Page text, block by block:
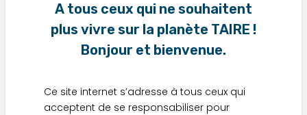
A tous ceux qui ne souhaitent
plus vivre sur la planète TAIRE !
Bonjour et bienvenue.
Ce site internet s’adresse à tous ceux qui
acceptent de se responsabiliser pour